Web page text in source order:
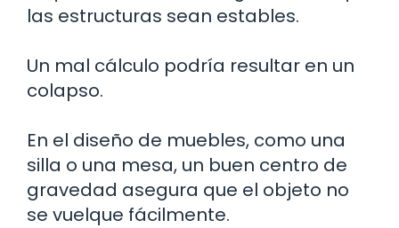
las estructuras sean estables.
Un mal cálculo podría resultar en un
colapso.
En el diseño de muebles, como una
silla o una mesa, un buen centro de
gravedad asegura que el objeto no
se vuelque fácilmente.